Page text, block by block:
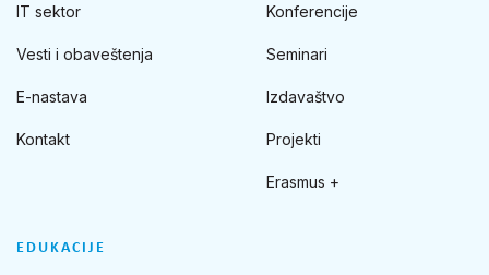
IT sektor
Vesti i obaveštenja
E-nastava
Kontakt
Konferencije
Seminari
Izdavaštvo
Projekti
Erasmus +
EDUKACIJE